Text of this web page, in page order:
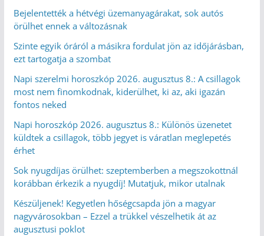
Bejelentették a hétvégi üzemanyagárakat, sok autós
örülhet ennek a változásnak
Szinte egyik óráról a másikra fordulat jön az időjárásban,
ezt tartogatja a szombat
Napi szerelmi horoszkóp 2026. augusztus 8.: A csillagok
most nem finomkodnak, kiderülhet, ki az, aki igazán
fontos neked
Napi horoszkóp 2026. augusztus 8.: Különös üzenetet
küldtek a csillagok, több jegyet is váratlan meglepetés
érhet
Sok nyugdíjas örülhet: szeptemberben a megszokottnál
korábban érkezik a nyugdíj! Mutatjuk, mikor utalnak
Készüljenek! Kegyetlen hőségcsapda jön a magyar
nagyvárosokban – Ezzel a trükkel vészelhetik át az
augusztusi poklot